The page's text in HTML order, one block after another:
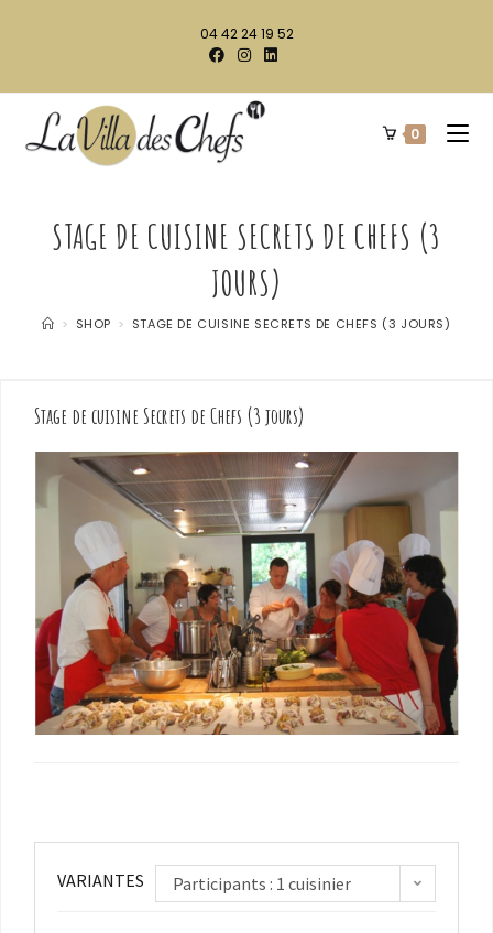
04 42 24 19 52
0
STAGE DE CUISINE SECRETS DE CHEFS (3
JOURS)
> SHOP > STAGE DE CUISINE SECRETS DE CHEFS (3 JOURS)
Stage de cuisine Secrets de Chefs (3 jours)
VARIANTES Participants : 1 cuisinier